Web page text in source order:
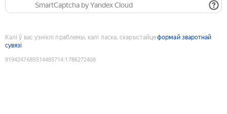
SmartCaptcha by Yandex Cloud
Калі ў вас узніклі праблемы, калі ласка, скарыстайцеформай зваротнай
сувязі
9194247685514485714:1786272408